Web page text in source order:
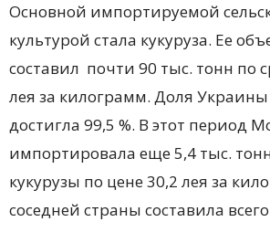
Основной импортируемой
культурой стала кукуруза. Ее
составил почти 90 тыс. тонн по
лея за килограмм. Доля
достигла 99,5 %. В этот период
импортировала еще 5,4 тыс.
кукурузы по цене 30,2 лея за
соседней страны составила